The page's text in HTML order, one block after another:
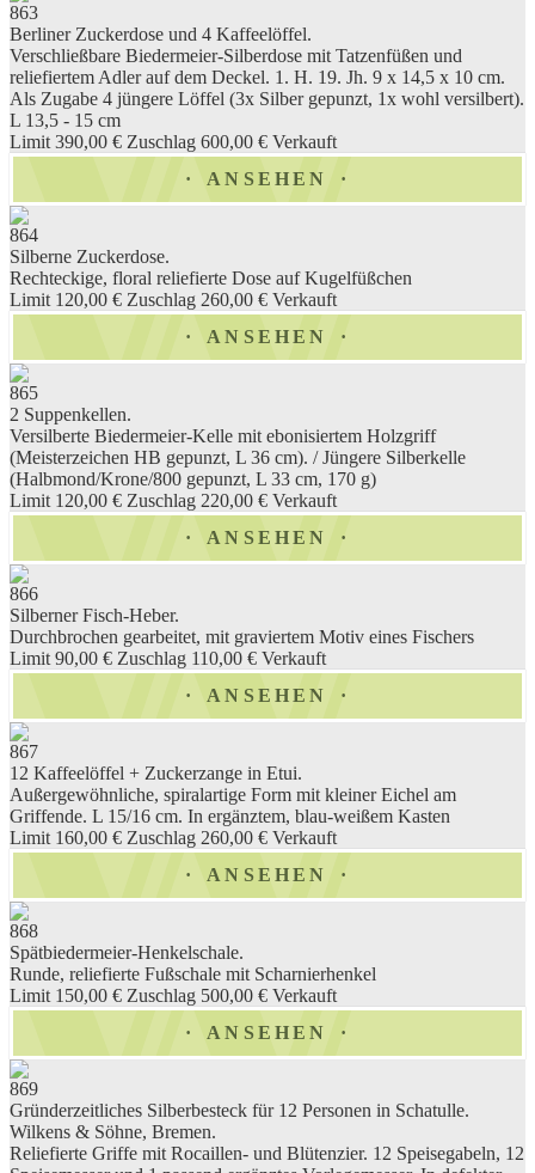
863
Berliner Zuckerdose und 4 Kaffeelöffel.
Verschließbare Biedermeier-Silberdose mit Tatzenfüßen und
reliefiertem Adler auf dem Deckel. 1. H. 19. Jh. 9 x 14,5 x 10 cm.
Als Zugabe 4 jüngere Löffel (3x Silber gepunzt, 1x wohl versilbert).
L 13,5 - 15 cm
Limit 390,00 € Zuschlag 600,00 € Verkauft
ANSEHEN
864
Silberne Zuckerdose.
Rechteckige, floral reliefierte Dose auf Kugelfüßchen
Limit 120,00 € Zuschlag 260,00 € Verkauft
ANSEHEN
865
2 Suppenkellen.
Versilberte Biedermeier-Kelle mit ebonisiertem Holzgriff
(Meisterzeichen HB gepunzt, L 36 cm). / Jüngere Silberkelle
(Halbmond/Krone/800 gepunzt, L 33 cm, 170 g)
Limit 120,00 € Zuschlag 220,00 € Verkauft
ANSEHEN
866
Silberner Fisch-Heber.
Durchbrochen gearbeitet, mit graviertem Motiv eines Fischers
Limit 90,00 € Zuschlag 110,00 € Verkauft
ANSEHEN
867
12 Kaffeelöffel + Zuckerzange in Etui.
Außergewöhnliche, spiralartige Form mit kleiner Eichel am
Griffende. L 15/16 cm. In ergänztem, blau-weißem Kasten
Limit 160,00 € Zuschlag 260,00 € Verkauft
ANSEHEN
868
Spätbiedermeier-Henkelschale.
Runde, reliefierte Fußschale mit Scharnierhenkel
Limit 150,00 € Zuschlag 500,00 € Verkauft
ANSEHEN
869
Gründerzeitliches Silberbesteck für 12 Personen in Schatulle.
Wilkens & Söhne, Bremen.
Reliefierte Griffe mit Rocaillen- und Blütenzier. 12 Speisegabeln, 12